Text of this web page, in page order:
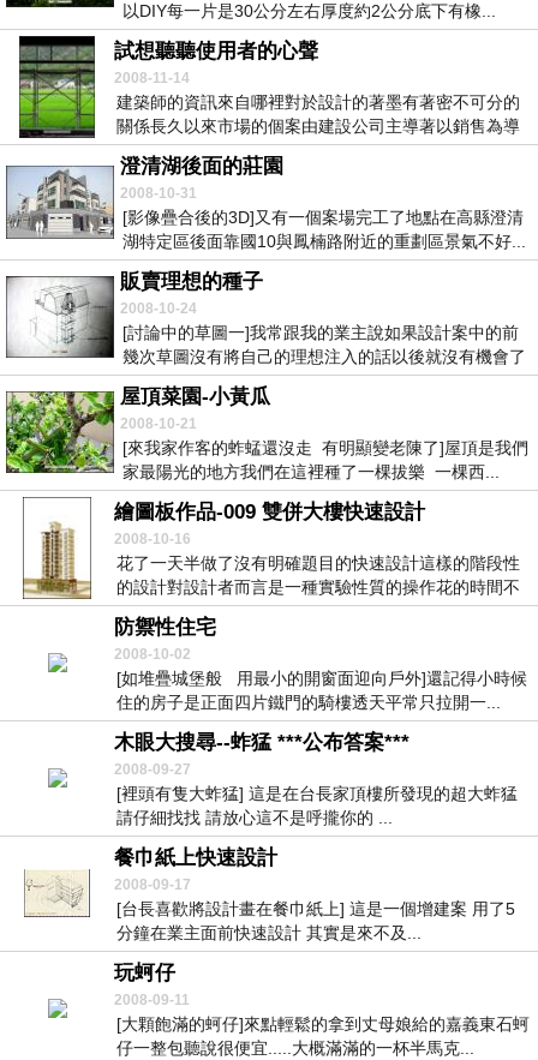
以DIY每一片是30公分左右厚度約2公分底下有橡...
試想聽聽使用者的心聲
2008-11-14
建築師的資訊來自哪裡對於設計的著墨有著密不可分的
關係長久以來市場的個案由建設公司主導著以銷售為導
向的...
澄清湖後面的莊園
2008-10-31
[影像疊合後的3D]又有一個案場完工了地點在高縣澄清
湖特定區後面靠國10與鳳楠路附近的重劃區景氣不好...
販賣理想的種子
2008-10-24
[討論中的草圖一]我常跟我的業主說如果設計案中的前
幾次草圖沒有將自己的理想注入的話以後就沒有機會了
一...
屋頂菜園-小黃瓜
2008-10-21
[來我家作客的蚱蜢還沒走 有明顯變老陳了]屋頂是我們
家最陽光的地方我們在這裡種了一棵拔樂 一棵西...
繪圖板作品-009 雙併大樓快速設計
2008-10-16
花了一天半做了沒有明確題目的快速設計這樣的階段性
的設計對設計者而言是一種實驗性質的操作花的時間不
多給...
防禦性住宅
2008-10-02
[如堆疊城堡般 用最小的開窗面迎向戶外]還記得小時候
住的房子是正面四片鐵門的騎樓透天平常只拉開一...
木眼大搜尋--蚱猛 ***公布答案***
2008-09-27
[裡頭有隻大蚱猛] 這是在台長家頂樓所發現的超大蚱猛
請仔細找找 請放心這不是呼攏你的 ...
餐巾紙上快速設計
2008-09-17
[台長喜歡將設計畫在餐巾紙上] 這是一個增建案 用了5
分鐘在業主面前快速設計 其實是來不及...
玩蚵仔
2008-09-11
[大顆飽滿的蚵仔]來點輕鬆的拿到丈母娘給的嘉義東石蚵
仔一整包聽說很便宜.....大概滿滿的一杯半馬克...